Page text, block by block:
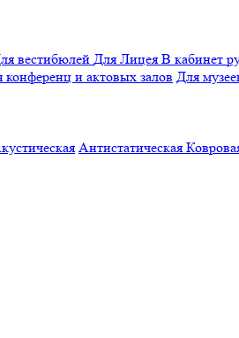
вестибюлей Для Лицея В кабинет
конференц и актовых залов Для
Антистатическая